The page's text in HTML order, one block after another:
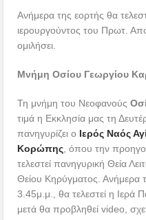
Ανήμερα της εορτής θα
ιερουργούντος του Πρωτ.
ομιλήσει.
Μνήμη Οσίου Γεωργίου
Τη μνήμη του Νεοφανούς
τιμά η Εκκλησία μας τη
πανηγυρίζει ο Ιερός Ναός
Κορώπης , όπου την
τελεστεί πανηγυρική Θεία
Θείου Κηρύγματος. Ανήμερα
3.45μ.μ., θα τελεστεί η Ιερά
μετά θα προβληθεί video,